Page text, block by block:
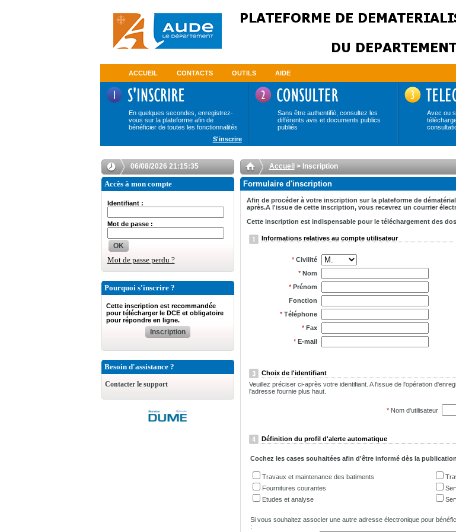
ACCUEIL CONTACTS OUTILS AIDE
En quelques secondes, enregistrez-
vous sur la plateforme afin de
bénéficier de toutes les fonctionnalités
Sans être authentifié, consultez les
différents avis et documents publics
publiés
Avec ou
S'inscrire
06/08/2026 21:15:35
Accès à mon compte
Identifiant :
Mot de passe :
OK
Mot de passe perdu ?
Pourquoi s'inscrire ?
Cette inscription est recommandée
pour télécharger le DCE et obligatoire
pour répondre en ligne.
Inscription
Besoin d'assistance ?
Contacter le support
Accueil > Inscription
Formulaire d'inscription
Afin de procéder à votre inscription sur la plateforme de
après.A l'issue de cette inscription, vous recevrez un courrier
Cette inscription est indispensable pour le téléchargement des
Informations relatives au compte utilisateur
* Civilité
* Nom
* Prénom
Fonction
* Téléphone
* Fax
* E-mail
Choix de l'identifiant
Veuillez préciser ci-après votre identifiant. A l'issue de l'opération
l'adresse fournie plus haut.
* Nom d'utilisateur
Définition du profil d'alerte automatique
Cochez les cases souhaitées afin d'être informé dès la
Travaux et maintenance des batiments
Fournitures courantes
Etudes et analyse
Si vous souhaitez associer une autre adresse électronique pour
: